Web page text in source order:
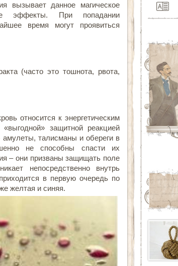
вызывает данное магическое
эффекты. При попадании
время могут проявиться
(часто это тошнота, рвота,
относится к энергетическим
защитной реакцией
талисманы и обереги в
не способны спасти их
– они призваны защищать поле
непосредственно внутрь
в первую очередь по
желтая и синяя.